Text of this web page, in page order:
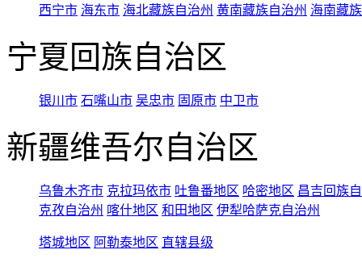
西宁市 海东市 海北藏族自治州 黄南藏族自治州 海南藏
宁夏回族自治区
银川市 石嘴山市 吴忠市 固原市 中卫市
新疆维吾尔自治区
乌鲁木齐市 克拉玛依市 吐鲁番地区 哈密地区 昌吉回族
克孜自治州 喀什地区 和田地区 伊犁哈萨克自治州
塔城地区 阿勒泰地区 直辖县级